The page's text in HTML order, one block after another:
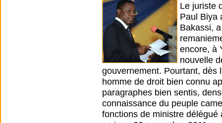
Le juriste
Paul Biya
Bakassi,
encore, à
nouvelle
gouvernement. Pourtant, dès
homme de droit bien connu
paragraphes bien sentis,
connaissance du peuple
fonctions de ministre